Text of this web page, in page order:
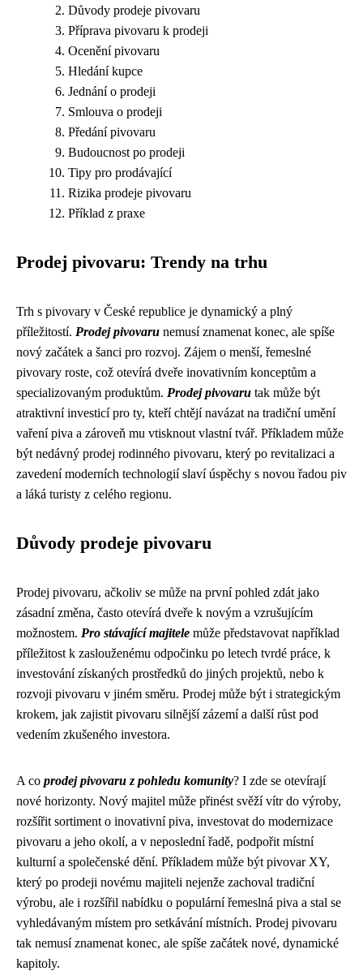
Důvody prodeje pivovaru
Příprava pivovaru k prodeji
Ocenění pivovaru
Hledání kupce
Jednání o prodeji
Smlouva o prodeji
Předání pivovaru
Budoucnost po prodeji
Tipy pro prodávající
Rizika prodeje pivovaru
Příklad z praxe
Prodej pivovaru: Trendy na trhu
Trh s pivovary v České republice je dynamický a plný
příležitostí. Prodej pivovaru nemusí znamenat konec, ale spíše
nový začátek a šanci pro rozvoj. Zájem o menší, řemeslné
pivovary roste, což otevírá dveře inovativním konceptům a
specializovaným produktům. Prodej pivovaru tak může být
atraktivní investicí pro ty, kteří chtějí navázat na tradiční umění
vaření piva a zároveň mu vtisknout vlastní tvář. Příkladem může
být nedávný prodej rodinného pivovaru, který po revitalizaci a
zavedení moderních technologií slaví úspěchy s novou řadou piv
a láká turisty z celého regionu.
Důvody prodeje pivovaru
Prodej pivovaru, ačkoliv se může na první pohled zdát jako
zásadní změna, často otevírá dveře k novým a vzrušujícím
možnostem. Pro stávající majitele může představovat například
příležitost k zaslouženému odpočinku po letech tvrdé práce, k
investování získaných prostředků do jiných projektů, nebo k
rozvoji pivovaru v jiném směru. Prodej může být i strategickým
krokem, jak zajistit pivovaru silnější zázemí a další růst pod
vedením zkušeného investora.
A co prodej pivovaru z pohledu komunity? I zde se otevírají
nové horizonty. Nový majitel může přinést svěží vítr do výroby,
rozšířit sortiment o inovativní piva, investovat do modernizace
pivovaru a jeho okolí, a v neposlední řadě, podpořit místní
kulturní a společenské dění. Příkladem může být pivovar XY,
který po prodeji novému majiteli nejenže zachoval tradiční
výrobu, ale i rozšířil nabídku o populární řemeslná piva a stal se
vyhledávaným místem pro setkávání místních. Prodej pivovaru
tak nemusí znamenat konec, ale spíše začátek nové, dynamické
kapitoly.